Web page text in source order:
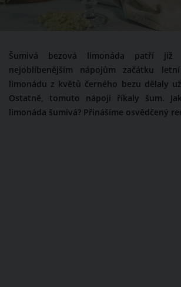
Šumivá bezová limonáda patří
nejoblíbenějším nápojům začátku
limonádu z květů černého bezu dělaly
Ostatně, tomuto nápoji říkaly šum.
limonáda šumivá? Přinášíme osvědčený